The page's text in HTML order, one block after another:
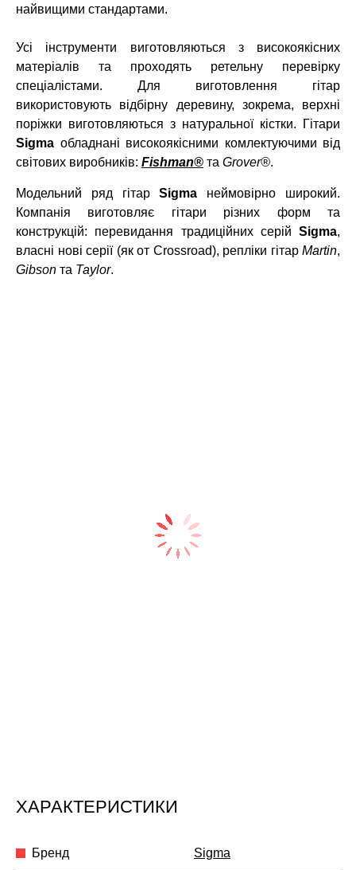
найвищими стандартами.
Усі інструменти виготовляються з високоякісних
матеріалів та проходять ретельну перевірку
спеціалістами. Для виготовлення гітар
використовують відбірну деревину, зокрема, верхні
поріжки виготовляються з натуральної кістки. Гітари
Sigma обладнані високоякісними комлектуючими від
світових виробників: Fishman® та Grover®.
Модельний ряд гітарSigma неймовірно широкий.
Компанія виготовляє гітари різних форм та
конструкцій: перевидання традиційних серій Sigma,
власні нові серії (як от Crossroad), репліки гітар Martin,
Gibson та Taylor.
ХАРАКТЕРИСТИКИ
Бренд Sigma